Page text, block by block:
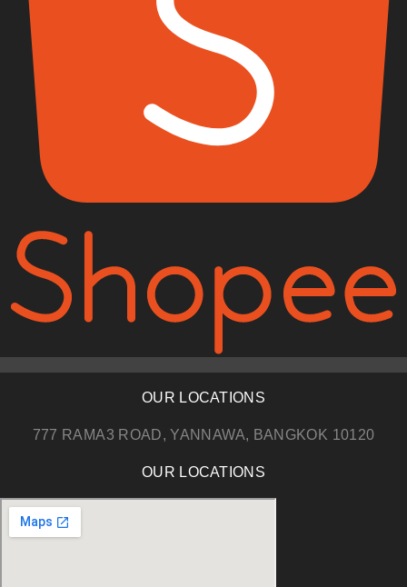
OUR LOCATIONS
777 RAMA3 ROAD, YANNAWA, BANGKOK 10120
OUR LOCATIONS